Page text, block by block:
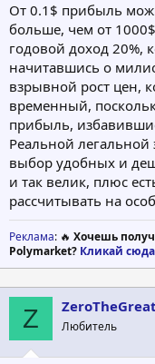
От 0.1$ прибыль
больше, чем от
годовой доход 20%,
начитавшись о
взрывной рост цен,
временный,
прибыль,
Реальной
выбор удобных и
и так велик, плюс
рассчитывать на
Реклама: 🔥 Хочешь
Polymarket? Кликай
Z ZeroTheGreat
Любитель